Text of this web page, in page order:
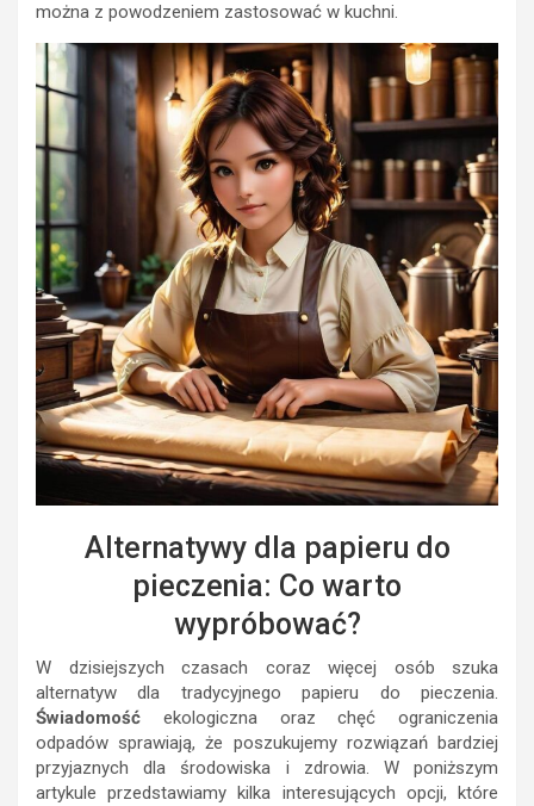
można z powodzeniem zastosować w kuchni.
Alternatywy dla papieru do
pieczenia: Co warto
wypróbować?
W dzisiejszych czasach coraz więcej osób szuka
alternatyw dla tradycyjnego papieru do pieczenia.
Świadomość ekologiczna oraz chęć ograniczenia
odpadów sprawiają, że poszukujemy rozwiązań bardziej
przyjaznych dla środowiska i zdrowia. W poniższym
artykule przedstawiamy kilka interesujących opcji, które